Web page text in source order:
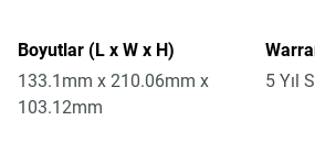
Boyutlar (L x W x H)
133.1mm x 210.06mm x
103.12mm
5 Yıl